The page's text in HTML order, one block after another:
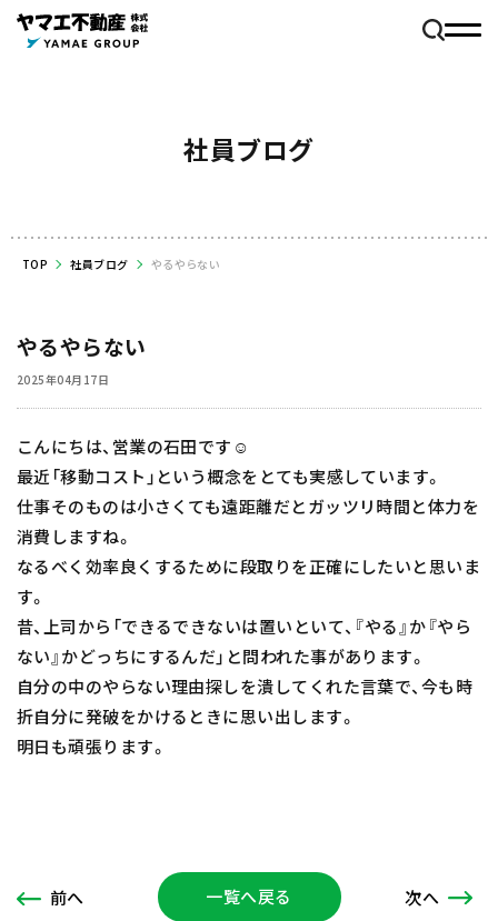
社員ブログ
TOP 社員ブログ やるやらない
やるやらない
2025年04月17日
こんにちは、営業の石田です☺️
最近「移動コスト」という概念をとても実感しています。
仕事そのものは小さくても遠距離だとガッツリ時間と体力を
消費しますね。
なるべく効率良くするために段取りを正確にしたいと思いま
す。
昔、上司から「できるできないは置いといて、『やる』か『やら
ない』かどっちにするんだ」と問われた事があります。
自分の中のやらない理由探しを潰してくれた言葉で、今も時
折自分に発破をかけるときに思い出します。
明日も頑張ります。
前へ 一覧へ戻る 次へ